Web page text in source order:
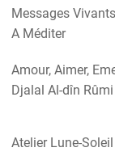
Messages Vivants
A Méditer
Amour, Aimer,
Djalal Al-dîn Rûmi
Atelier Lune-